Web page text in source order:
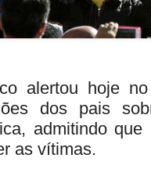
alertou hoje
dos pais
admitindo que
as vítimas.